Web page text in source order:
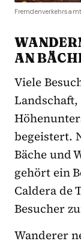
AN
Viele
begeistert.
Bäche und
gehört ein
Caldera de
Besucher
Wanderer